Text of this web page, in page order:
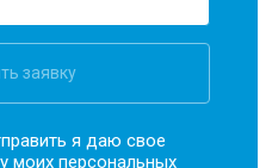
заявку
я даю свое
моихперсональных